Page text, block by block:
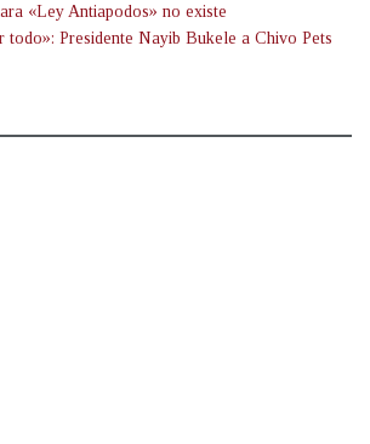
«Ley Antiapodos» no existe
todo»: Presidente Nayib Bukele a Chivo Pets